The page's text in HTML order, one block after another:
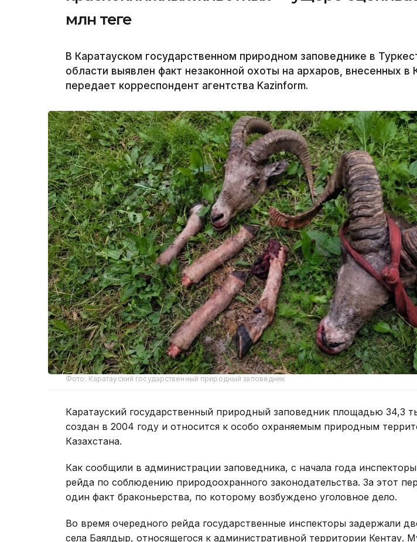
млн теңге
В Каратауском государственном природном заповеднике в
области выявлен факт незаконной охоты на архаров, внесенных в
передает корреспондент агентства Kazinform.
Фото: Каратауский государственный природный заповедник
Каратауский государственный природный заповедник площадью 34,3
создан в 2004 году и относится к особо охраняемым природным
Казахстана.
Как сообщили в администрации заповедника, с начала года
рейда по соблюдению природоохранного законодательства. За этот
один факт браконьерства, по которому возбуждено уголовное дело.
Во время очередного рейда государственные инспекторы задержали
села Баялдыр, относящегося к административной территории Кентау.